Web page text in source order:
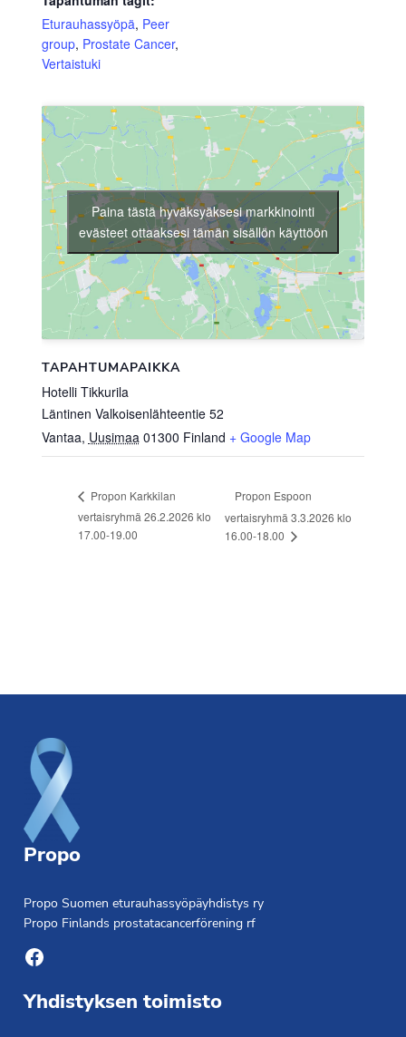
Eturauhassyöpä, Peer
group, Prostate Cancer,
Vertaistuki
TAPAHTUMAPAIKKA
Hotelli Tikkurila
Läntinen Valkoisenlähteentie 52
Vantaa, Uusimaa 01300 Finland + Google Map
Paina tästä hyväksyäksesi markkinointi
evästeet ottaaksesi tämän sisällön käyttöön
Propon Karkkilan
vertaisryhmä 26.2.2026 klo
17.00-19.00
Propon Espoon
vertaisryhmä 3.3.2026 klo
16.00-18.00
Propo
Propo Suomen eturauhassyöpäyhdistys ry
Propo Finlands prostatacancerförening rf
Facebook
Yhdistyksen toimisto